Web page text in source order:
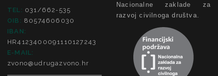
TEL: 031/662-535
OIB: 80574606030
IBAN:
HR4123400091110127243
E-MAIL:
zvono@udrugazvono.hr
Nacionalne zaklade za
razvoj civilnoga društva.